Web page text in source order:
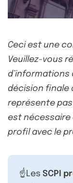
Ceci est une
Veuillez-vous
décision finale
représente
est nécessaire
profil avec le
☝️Les SCPI